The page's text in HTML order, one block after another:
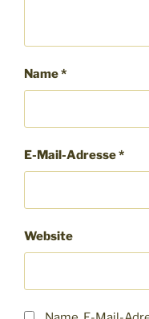
Name*
E-Mail-Adresse*
Website